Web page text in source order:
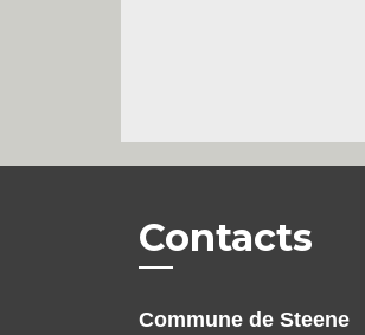
Contacts
Commune de Steene